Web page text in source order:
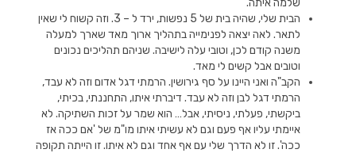
הבית שלי, שהיה בית של 5 נפשות, ירד ל – 3. וזה קשוח לי שאין
לתאר. לאה יצאה לפנימייה בתהליך ארוך מאד שארך למעלה
משנה קודם לכן, וטובי עלה לישיבה. שניהם תהליכים נכונים
וטובים אבל קשים לי מאד.
הקב"ה ואני היינו על סף גירושין. הרמתי דגל אדום וזה לא עבד,
הרמתי דגל לבן וזה לא עבד. דיברתי איתו, התחננתי, בכיתי,
ביקשתי, פעלתי, ניסיתי, אבל… הוא שמר על זכות השתיקה. לא
איימתי עליו אף פעם וגם לא עשיתי איתו מו"מ של 'אם ככה אז
ככה'. זו לא הדרך שלי עם אף אחד וגם לא איתו. זו הייתה תקופה